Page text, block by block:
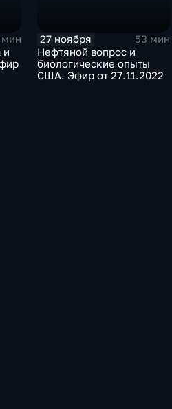
мин
и
27 ноября
53 мин
Нефтяной вопрос и
биологические опыты
США. Эфир от 27.11.2022